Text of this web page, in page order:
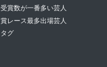
受賞数が一番多い芸人
賞レース最多出場芸人
タグ